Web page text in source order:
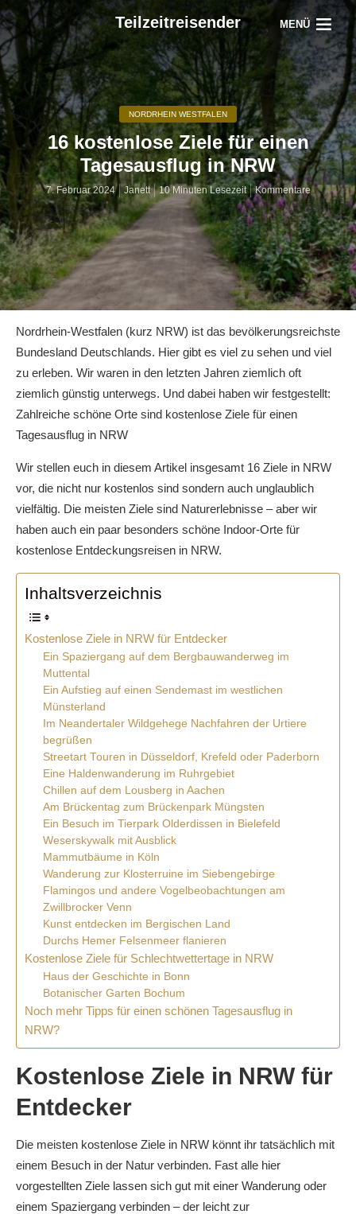
Teilzeitreisender MENÜ
NORDRHEIN WESTFALEN
16 kostenlose Ziele für einen
Tagesausflug in NRW
7. Februar 2024 Janett 10 Minuten Lesezeit Kommentare
Nordrhein-Westfalen (kurz NRW) ist das bevölkerungsreichste
Bundesland Deutschlands. Hier gibt es viel zu sehen und viel
zu erleben. Wir waren in den letzten Jahren ziemlich oft
ziemlich günstig unterwegs. Und dabei haben wir festgestellt:
Zahlreiche schöne Orte sind kostenlose Ziele für einen
Tagesausflug in NRW
Wir stellen euch in diesem Artikel insgesamt 16 Ziele in NRW
vor, die nicht nur kostenlos sind sondern auch unglaublich
vielfältig. Die meisten Ziele sind Naturerlebnisse – aber wir
haben auch ein paar besonders schöne Indoor-Orte für
kostenlose Entdeckungsreisen in NRW.
Inhaltsverzeichnis
Kostenlose Ziele in NRW für Entdecker
Ein Spaziergang auf dem Bergbauwanderweg im
Muttental
Ein Aufstieg auf einen Sendemast im westlichen
Münsterland
Im Neandertaler Wildgehege Nachfahren der Urtiere
begrüßen
Streetart Touren in Düsseldorf, Krefeld oder Paderborn
Eine Haldenwanderung im Ruhrgebiet
Chillen auf dem Lousberg in Aachen
Am Brückentag zum Brückenpark Müngsten
Ein Besuch im Tierpark Olderdissen in Bielefeld
Weserskywalk mit Ausblick
Mammutbäume in Köln
Wanderung zur Klosterruine im Siebengebirge
Flamingos und andere Vogelbeobachtungen am
Zwillbrocker Venn
Kunst entdecken im Bergischen Land
Durchs Hemer Felsenmeer flanieren
Kostenlose Ziele für Schlechtwettertage in NRW
Haus der Geschichte in Bonn
Botanischer Garten Bochum
Noch mehr Tipps für einen schönen Tagesausflug in
NRW?
Kostenlose Ziele in NRW für
Entdecker
Die meisten kostenlose Ziele in NRW könnt ihr tatsächlich mit
einem Besuch in der Natur verbinden. Fast alle hier
vorgestellten Ziele lassen sich gut mit einer Wanderung oder
einem Spaziergang verbinden – der leicht zur